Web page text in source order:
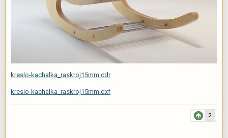
kreslo-kachalka_raskroj15mm.cdr
kreslo-kachalka_raskroj15mm.dxf
2